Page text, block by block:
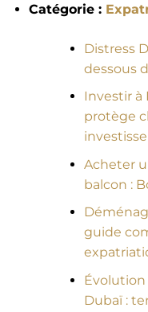
Catégorie :
Distress
dessous
Investir à
protège
Acheter
balcon :
guide
Évolution
Dubaï :